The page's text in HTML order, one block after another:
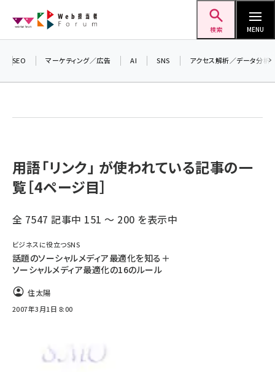
ン
検索 MENU
ai (2811)
youtube (2439)
z世代 (1623)
meo (1277)
llmo (1166)
SEO マーケティング／広告 AI SNS アクセス解析／データ分析
用語「リンク」 が使われている記事の一
覧［4ページ目］
全 7547 記事中 151 ～ 200 を表示中
ビジネスに役立つSNS
話題のソーシャルメディア最適化を知る＋
ソーシャルメディア最適化の16のルール
住太陽
2007年3月1日 8:00